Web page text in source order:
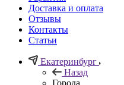
Доставка и оплата
Отзывы
Контакты
Статьи
Екатеринбург
Назад
Города